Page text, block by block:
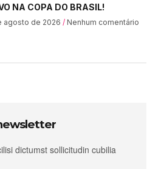
NA COPA DO BRASIL!
agosto de 2026 Nenhum comentário
dictumst sollicitudin cubilia